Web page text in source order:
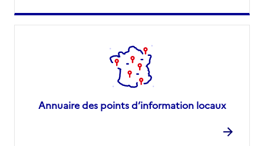
Annuaire des points d’information locaux